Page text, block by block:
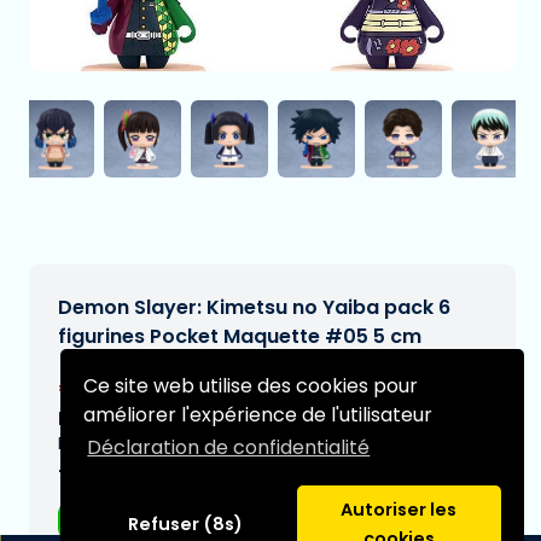
Ce site web utilise des cookies pour
améliorer l'expérience de l'utilisateur
Déclaration de confidentialité
Refuser (8s)
Autoriser les
Demon Slayer: Kimetsu no Yaiba pack 6
figurines Pocket Maquette #05 5 cm
€29,95 [Sous réserve de modifications]
Date de livraison prévue:
N/A
Type:
Figurines d'anime